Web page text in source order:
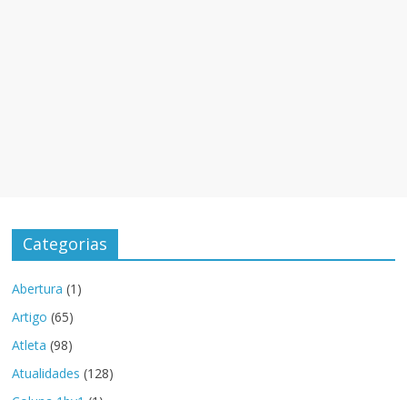
Categorias
Abertura (1)
Artigo (65)
Atleta (98)
Atualidades (128)